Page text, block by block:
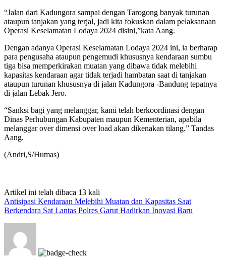
“Jalan dari Kadungora sampai dengan Tarogong banyak turunan
ataupun tanjakan yang terjal, jadi kita fokuskan dalam pelaksanaan
Operasi Keselamatan Lodaya 2024 disini,”kata Aang.
Dengan adanya Operasi Keselamatan Lodaya 2024 ini, ia berharap
para pengusaha ataupun pengemudi khususnya kendaraan sumbu
tiga bisa memperkirakan muatan yang dibawa tidak melebihi
kapasitas kendaraan agar tidak terjadi hambatan saat di tanjakan
ataupun turunan khususnya di jalan Kadungora -Bandung tepatnya
di jalan Lebak Jero.
“Sanksi bagi yang melanggar, kami telah berkoordinasi dengan
Dinas Perhubungan Kabupaten maupun Kementerian, apabila
melanggar over dimensi over load akan dikenakan tilang.” Tandas
Aang.
(Andri,S/Humas)
Artikel ini telah dibaca 13 kali
Antisipasi Kendaraan Melebihi Muatan dan Kapasitas Saat
Berkendara Sat Lantas Polres Garut Hadirkan Inovasi Baru